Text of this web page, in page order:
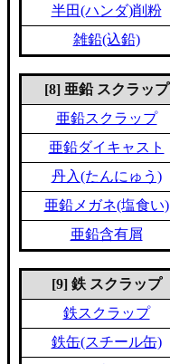
半田(ハンダ)削粉
雑鉛(込鉛)
[8] 亜鉛 スクラップ
亜鉛スクラップ
亜鉛ダイキャスト
丹入(たんにゅう)
亜鉛メガネ(塩食い)
亜鉛含有屑
[9] 鉄 スクラップ
鉄スクラップ
鉄缶(スチール缶)